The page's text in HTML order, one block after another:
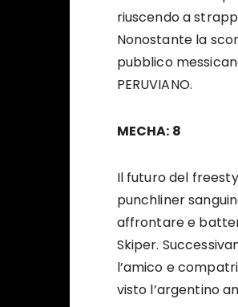
riuscendo a
Nonostante la
pubblico
PERUVIANO.
MECHA: 8
Il futuro del
punchliner
affrontare e
Skiper.
l’amico e
visto l’argentino